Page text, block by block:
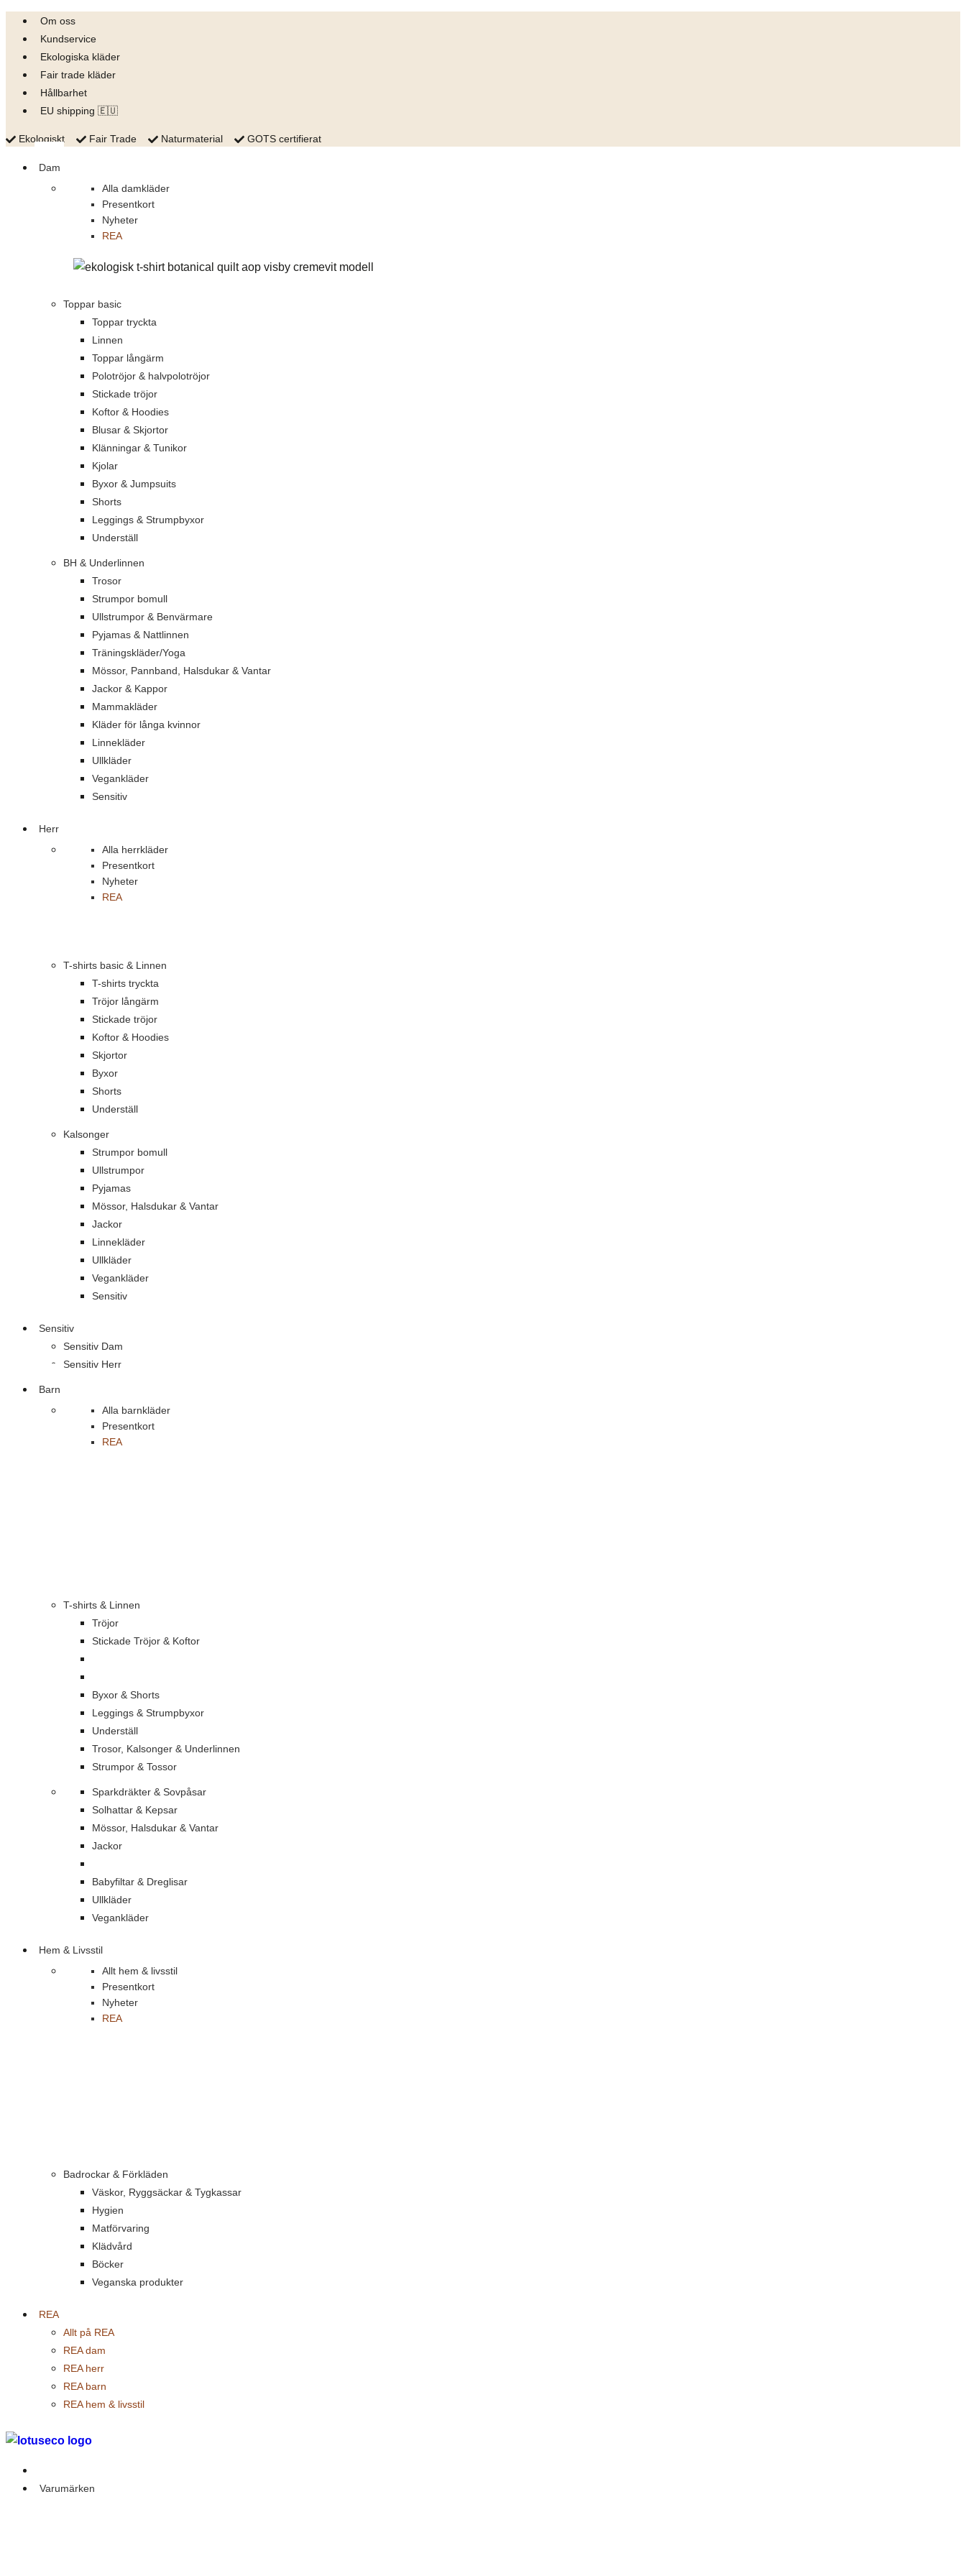
Skip
content
Om oss
Kundservice
Ekologiska kläder
Fair trade kläder
Hållbarhet
EU shipping 🇪🇺
Ekologiskt Fair Trade Naturmaterial GOTS certifierat
Dam
Alla damkläder
Presentkort
Nyheter
REA
Toppar basic
Toppar tryckta
Linnen
Toppar långärm
Polotröjor & halvpolotröjor
Stickade tröjor
Koftor & Hoodies
Blusar & Skjortor
Klänningar & Tunikor
Kjolar
Byxor & Jumpsuits
Shorts
Leggings & Strumpbyxor
Underställ
BH & Underlinnen
Trosor
Strumpor bomull
Ullstrumpor & Benvärmare
Pyjamas & Nattlinnen
Träningskläder/Yoga
Mössor, Pannband, Halsdukar & Vantar
Jackor & Kappor
Mammakläder
Kläder för långa kvinnor
Linnekläder
Ullkläder
Vegankläder
Sensitiv
Herr
Alla herrkläder
Presentkort
Nyheter
REA
T-shirts basic & Linnen
T-shirts tryckta
Tröjor långärm
Stickade tröjor
Koftor & Hoodies
Skjortor
Byxor
Shorts
Underställ
Kalsonger
Strumpor bomull
Ullstrumpor
Pyjamas
Mössor, Halsdukar & Vantar
Jackor
Linnekläder
Ullkläder
Vegankläder
Sensitiv
Sensitiv
Sensitiv Dam
Sensitiv Herr
Barn
Alla barnkläder
Presentkort
REA
T-shirts & Linnen
Tröjor
Stickade Tröjor & Koftor
Byxor & Shorts
Leggings & Strumpbyxor
Underställ
Trosor, Kalsonger & Underlinnen
Strumpor & Tossor
Sparkdräkter & Sovpåsar
Solhattar & Kepsar
Mössor, Halsdukar & Vantar
Jackor
Babyfiltar & Dreglisar
Ullkläder
Vegankläder
Hem & Livsstil
Allt hem & livsstil
Presentkort
Nyheter
REA
Badrockar & Förkläden
Väskor, Ryggsäckar & Tygkassar
Hygien
Matförvaring
Klädvård
Böcker
Veganska produkter
REA
Allt på REA
REA dam
REA herr
REA barn
REA hem & livsstil
Varumärken